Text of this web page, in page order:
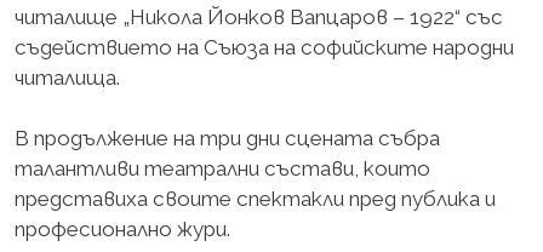
читалище „Никола Йонков Вапцаров – 1922“ със
съдействието на Съюза на софийските народни
читалища.
В продължение на три дни сцената събра
талантливи театрални състави, които
представиха своите спектакли пред публика и
професионално жури.